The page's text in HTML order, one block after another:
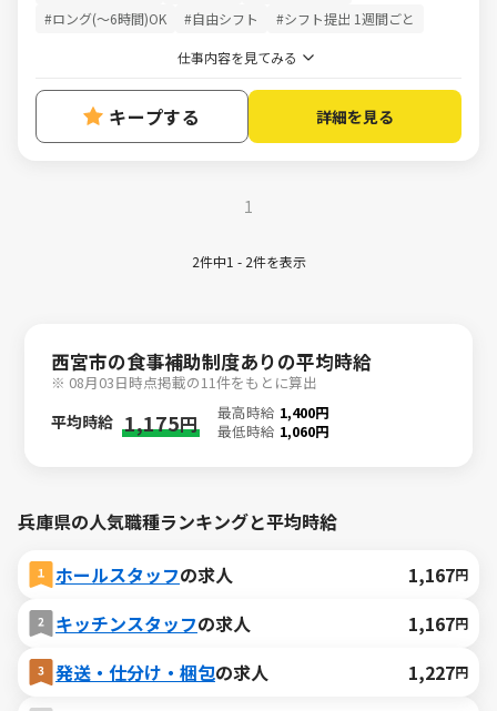
#ロング(～6時間)OK
#自由シフト #シフト提出 1週間ごと
仕事内容を見てみる
キープする 詳細を見る
1
2件中1 - 2件を表示
西宮市の食事補助制度ありの平均時給
※ 08月03日時点掲載の11件をもとに算出
平均時給 1,175円 最高時給 1,400円
最低時給 1,060円
兵庫県の人気職種ランキングと平均時給
ホールスタッフの求人 1,167円
キッチンスタッフの求人 1,167円
発送・仕分け・梱包の求人 1,227円